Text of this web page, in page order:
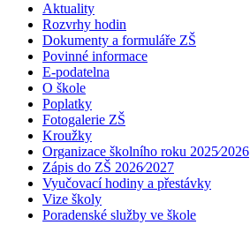
Aktuality
Rozvrhy hodin
Dokumenty a formuláře ZŠ
Povinné informace
E-podatelna
O škole
Poplatky
Fotogalerie ZŠ
Kroužky
Organizace školního roku 2025⁄2026
Zápis do ZŠ 2026⁄2027
Vyučovací hodiny a přestávky
Vize školy
Poradenské služby ve škole